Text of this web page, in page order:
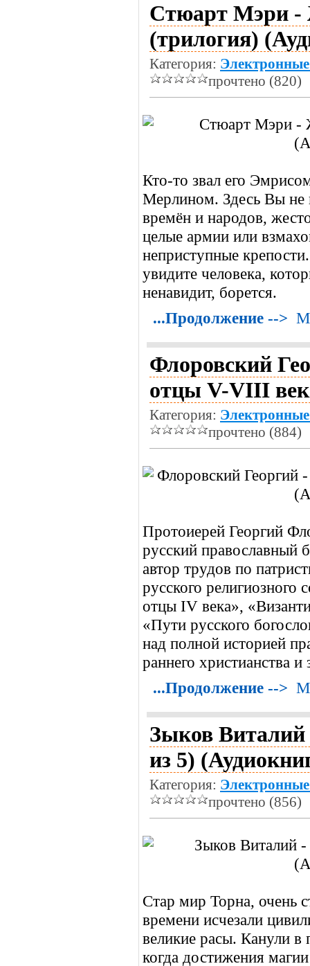
Стюарт Мэри -
(трилогия)
Категория:
прочтено (820)
Кто-то звал его
Мерлином. Здесь Вы не
времён и народов,
целые армии или
неприступные
увидите человека,
ненавидит, борется.
...Продолжение -->
Флоровский
отцы V-VIII
Категория:
прочтено (884)
Протоиерей Георгий
русский православный
автор трудов по
русского религиозного
отцы IV века»,
«Пути русского
над полной историей
раннего христианства
...Продолжение -->
Зыков Виталий
из 5)
Категория:
прочтено (856)
Стар мир Торна, очень
времени исчезали
великие расы. Канули
когда достижения